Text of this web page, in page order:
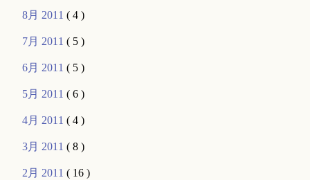
8月 2011( 4 )
7月 2011( 5 )
6月 2011( 5 )
5月 2011( 6 )
4月 2011( 4 )
3月 2011( 8 )
2月 2011( 16 )